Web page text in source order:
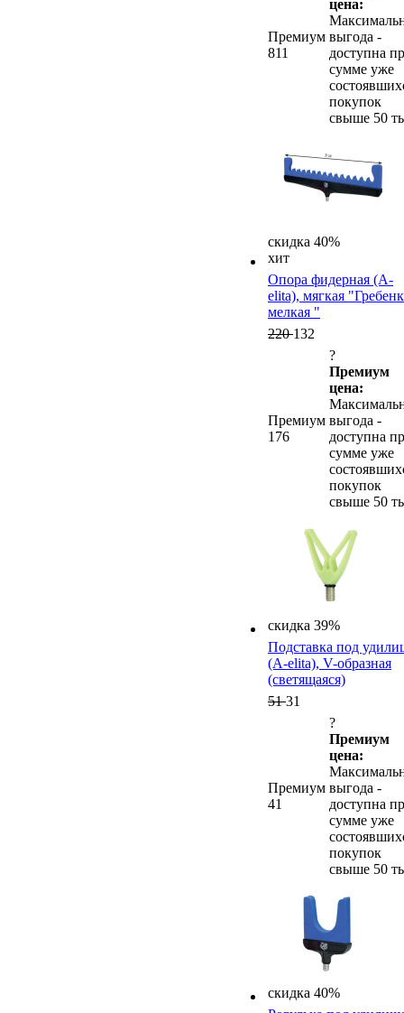
Премиум
811
цена:
выгода -
доступна
сумме уже
покупок
свыше 50
скидка 40%
хит
Опора фидерная (A-
elita), мягкая
мелкая "
220132
Премиум
176
?
Премиум
цена:
выгода -
доступна
сумме уже
покупок
свыше 50
скидка 39%
Подставка под
(A-elita), V-образная
(светящаяся)
5131
Премиум
41
?
Премиум
цена:
выгода -
доступна
сумме уже
покупок
свыше 50
скидка 40%